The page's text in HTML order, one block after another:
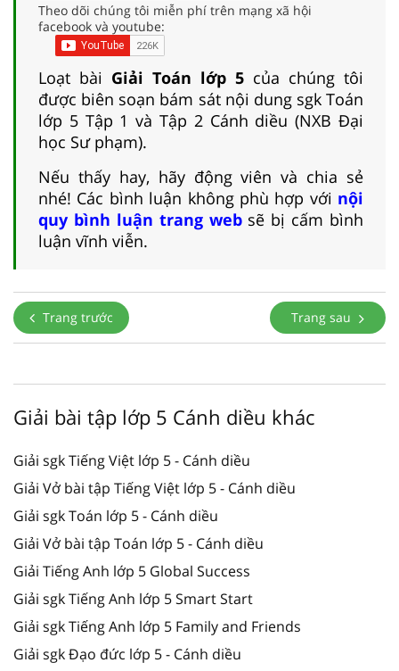
Theo dõi chúng tôi miễn phí trên mạng xã hội
facebook và youtube:
Loạt bài Giải Toán lớp 5 của chúng tôi
được biên soạn bám sát nội dung sgk Toán
lớp 5 Tập 1 và Tập 2 Cánh diều (NXB Đại
học Sư phạm).
Nếu thấy hay, hãy động viên và chia sẻ
nhé! Các bình luận không phù hợp với nội
quy bình luận trang websẽ bị cấm bình
luận vĩnh viễn.
Trang trước Trang sau
Giải bài tập lớp 5 Cánh diều khác
Giải sgk Tiếng Việt lớp 5 - Cánh diều
Giải Vở bài tập Tiếng Việt lớp 5 - Cánh diều
Giải sgk Toán lớp 5 - Cánh diều
Giải Vở bài tập Toán lớp 5 - Cánh diều
Giải Tiếng Anh lớp 5 Global Success
Giải sgk Tiếng Anh lớp 5 Smart Start
Giải sgk Tiếng Anh lớp 5 Family and Friends
Giải sgk Đạo đức lớp 5 - Cánh diều